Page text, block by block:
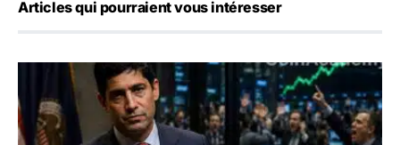
Articles qui pourraient vous intéresser
Emploi américain : 23 000 postes détruits en juillet, les